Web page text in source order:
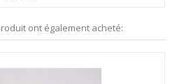
ont également acheté: